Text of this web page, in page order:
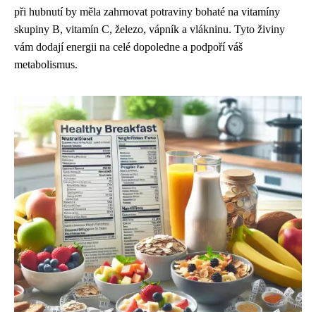
při hubnutí by měla zahrnovat potraviny bohaté na vitamíny
skupiny B, vitamín C, železo, vápník a vlákninu. Tyto živiny
vám dodají energii na celé dopoledne a podpoří váš
metabolismus.